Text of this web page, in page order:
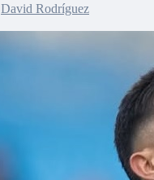
David Rodríguez